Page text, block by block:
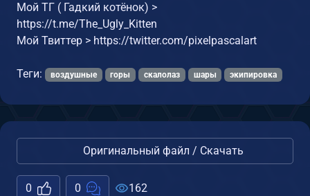
Мой ТГ ( Гадкий котёнок) >
https://t.me/The_Ugly_Kitten
Мой Твиттер > https://twitter.com/pixelpascalart
Теги: воздушные горы скалолаз шары экипировка
Оригинальный файл / Скачать
0 0 162